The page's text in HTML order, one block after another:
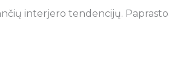
interjero tendencijų.